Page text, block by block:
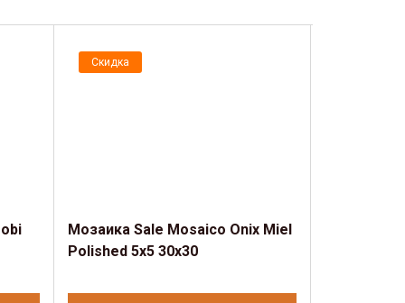
Скидка
Мозаика Sale Mosaico Onix Miel
Polished 5x5 30х30